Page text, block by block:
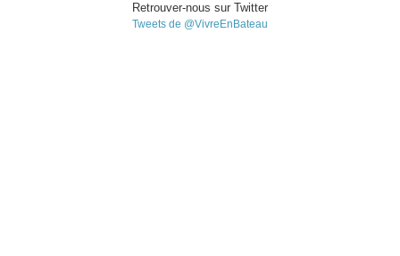
Retrouver-nous sur Twitter
Tweets de @VivreEnBateau